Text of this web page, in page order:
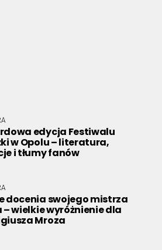
edycja Festiwalu
w Opolu – literatura,
i tłumy fanów
docenia swojego mistrza
– wielkie wyróżnienie dla
Mroza